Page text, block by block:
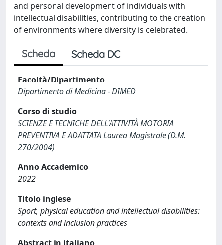
and personal development of individuals with
intellectual disabilities, contributing to the creation
of environments where diversity is celebrated.
Scheda Scheda DC
Facoltà/Dipartimento
Dipartimento di Medicina - DIMED
Corso di studio
SCIENZE E TECNICHE DELL'ATTIVITÀ MOTORIA
PREVENTIVA E ADATTATA Laurea Magistrale (D.M.
270/2004)
Anno Accademico
2022
Titolo inglese
Sport, physical education and intellectual disabilities:
contexts and inclusion practices
Abstract in italiano